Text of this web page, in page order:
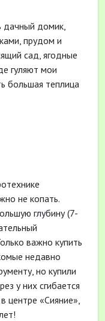
дачный домик,
прудом и
сад, ягодные
гуляют мои
большая теплица
не копать.
глубину (7-
важно купить
недавно
но купили
у них сгибается
центре «Сияние»,